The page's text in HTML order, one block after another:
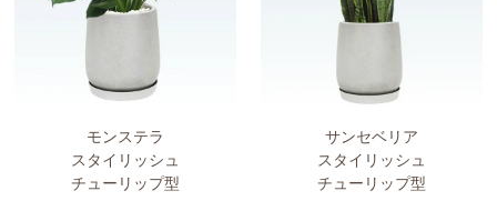
モンステラ
スタイリッシュ
チューリップ型
サンセベリア
スタイリッシュ
チューリップ型